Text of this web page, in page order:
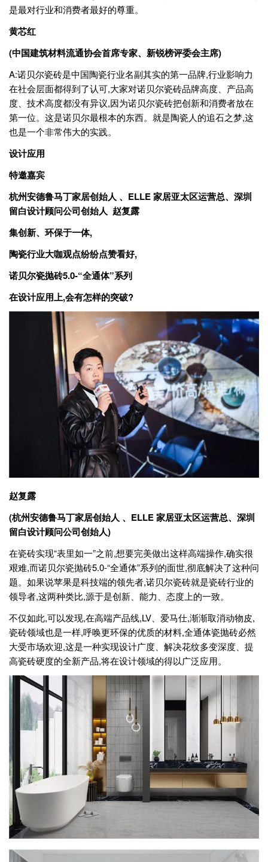
是最对行业和消费者最好的尊重。
黄芯红
(中国建筑材料流通协会首席专家、新锐榜评委会主席)
A:诺贝尔瓷砖是中国陶瓷行业名副其实的第一品牌,行业影响力
在社会层面都得到了认可,大家对诺贝尔瓷砖品牌高度、产品高
度、技术高度都没有异议,因为诺贝尔瓷砖把创新和消费者放在
第一位。这是诺贝尔最根本的东西。就是陶瓷人的追石之梦,这
也是一个非常伟大的实践。
设计应用
特邀嘉宾
杭州安德鲁马丁家居创始人 、ELLE 家居亚太区运营总、深圳
留白设计顾问公司创始人 赵复露
集创新、环保于一体,
陶瓷行业大咖观点纷纷点赞看好,
诺贝尔瓷抛砖5.0-“全通体”系列
在设计应用上,会有怎样的突破?
赵复露
(杭州安德鲁马丁家居创始人 、ELLE 家居亚太区运营总、深圳
留白设计顾问公司创始人)
在瓷砖实现“表里如一”之前,想要完美做出这样高端操作,确实很
艰难,而诺贝尔瓷抛砖5.0-“全通体”系列的面世,彻底解决了这种问
题。如果说苹果是科技端的领先者,诺贝尔瓷砖就是瓷砖行业的
领导者,这两种类比,源于是创新、能力、态度上的一致。
不仅如此,可以发现,在高端产品线,LV、爱马仕,渐渐取消动物皮,
瓷砖领域也是一样,呼唤更环保的优质的材料,全通体瓷抛砖必然
大受市场欢迎,这是一种实现设计广度、解决花纹多变深度、提
高瓷砖硬度的全新产品,将在设计领域的得以广泛应用。